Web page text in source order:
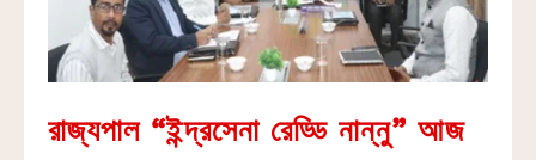
রাজ্যপাল “ইন্দ্রসেনা রেড্ডি নান্নু” আজ